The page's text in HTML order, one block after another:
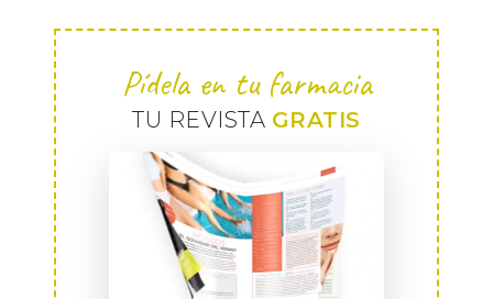
Pídela en tu farmacia
TU REVISTA GRATIS